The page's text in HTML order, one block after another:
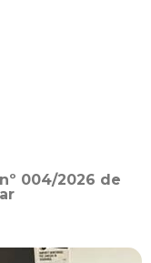
004/2026 de